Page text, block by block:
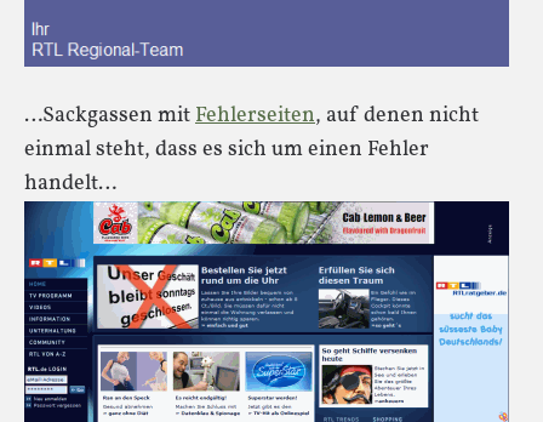
…Sackgassen mitFehlerseiten, auf denen nicht
einmal steht, dass es sich um einen Fehler
handelt…